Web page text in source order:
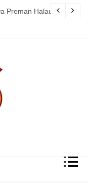
Sedang Pemulihan
Preman Halau LSM